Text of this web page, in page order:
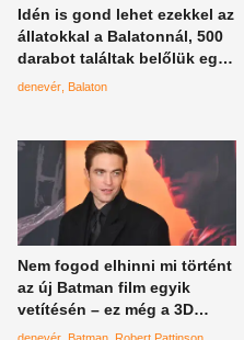
Idén is gond lehet ezekkel az
állatokkal a Balatonnál, 500
darabot találtak belőlük egy
házban
denevér Balaton
Nem fogod elhinni mi történt
az új Batman film egyik
vetítésén – ez még a 3D
élménytől is jobb